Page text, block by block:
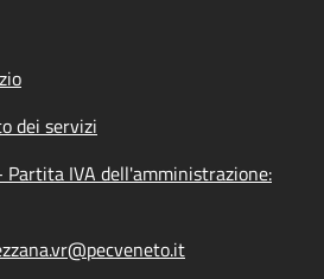
dei servizi
Partita IVA dell'amministrazione: